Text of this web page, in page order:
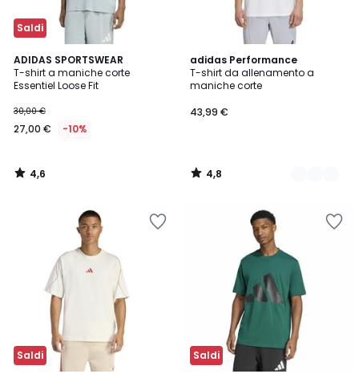
Saldi
ADIDAS SPORTSWEAR
T-shirt a maniche corte
Essentiel Loose Fit
30,00 €
27,00 € -10%
4,6
/ 5
4,6
/
adidas Performance
T-shirt da allenamento a
maniche corte
43,99 €
4,8
/ 5
2
Colori
4,8
/
Saldi Saldi